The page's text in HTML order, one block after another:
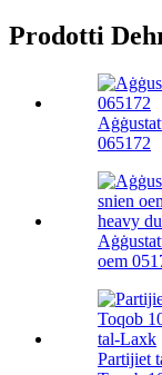
Prodotti
065172
oem
Partijiet